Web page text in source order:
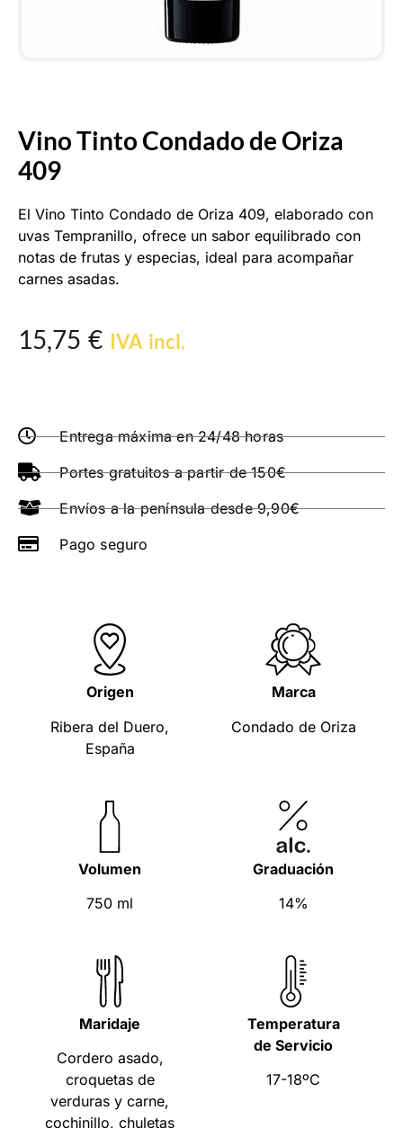
Vino Tinto Condado de Oriza
409
El Vino Tinto Condado de Oriza 409, elaborado con
uvas Tempranillo, ofrece un sabor equilibrado con
notas de frutas y especias, ideal para acompañar
carnes asadas.
15,75 € IVA incl.
Entrega máxima en 24/48 horas
Portes gratuitos a partir de 150€
Envíos a la península desde 9,90€
Pago seguro
Origen
Ribera del Duero,
España
Marca
Condado de Oriza
Volumen
750 ml
Graduación
14%
Maridaje
Cordero asado,
croquetas de
verduras y carne,
cochinillo, chuletas
Temperatura
de Servicio
17-18ºC